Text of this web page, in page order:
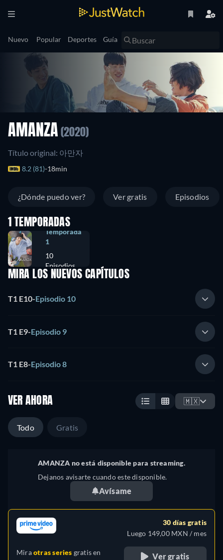
Nuevo Popular Deportes Guía
AMANZA (2020)
Título original: 아만자
8.2 (81) 18min
¿Dónde puedo ver? Ver gratis Episodios
1 TEMPORADAS
Temporada
1
10
Episodios
MIRA LOS NUEVOS CAPÍTULOS
T1 E10-Episodio 10
T1 E9-Episodio 9
T1 E8-Episodio 8
VER AHORA 🇲🇽
Todo Gratis
AMANZA no está disponible para streaming.
Dejanos avisarte cuando este disponible.
Avísame
Miraotras series gratis en
30 días gratis
Luego 149,00 MXN / mes
Ver gratis